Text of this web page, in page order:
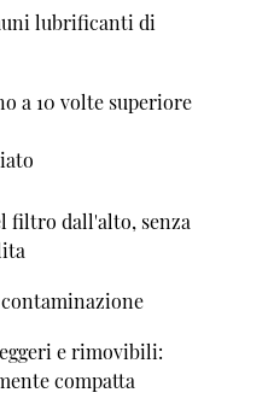
lubrificanti di
a 10 volte superiore
filtro dall'alto, senza
e rimovibili:
compatta